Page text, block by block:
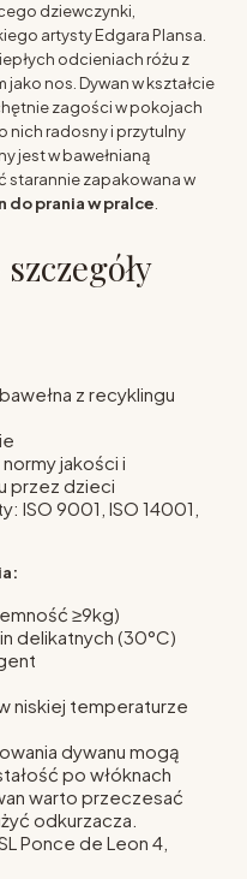
dziewczynki,
artysty Edgara Plansa.
odcieniach różu z
nos. Dywan w kształcie
zagości w pokojach
nich radosny i przytulny
jest w bawełnianą
starannie zapakowana w
do prania w pralce.
z recyklingu
jakości i
przez dzieci
ISO 9001, ISO 14001,
≥9kg)
delikatnych (30°C)
niskiej temperaturze
dywanu mogą
po włóknach
warto przeczesać
odkurzacza.
Ponce de Leon 4,